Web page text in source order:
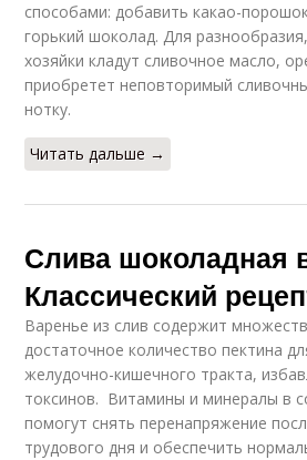
способами: добавить какао-
горький шоколад. Для
хозяйки кладут сливочное масло,
приобретет неповторимый
нотку.
Читать дальше →
Слива шоколадная
Классический
Варенье из слив содержит
достаточное количество пектина
желудочно-кишечного тракта,
токсинов. Витамины и минералы в
помогут снять перенапряжение
трудового дня и обеспечить